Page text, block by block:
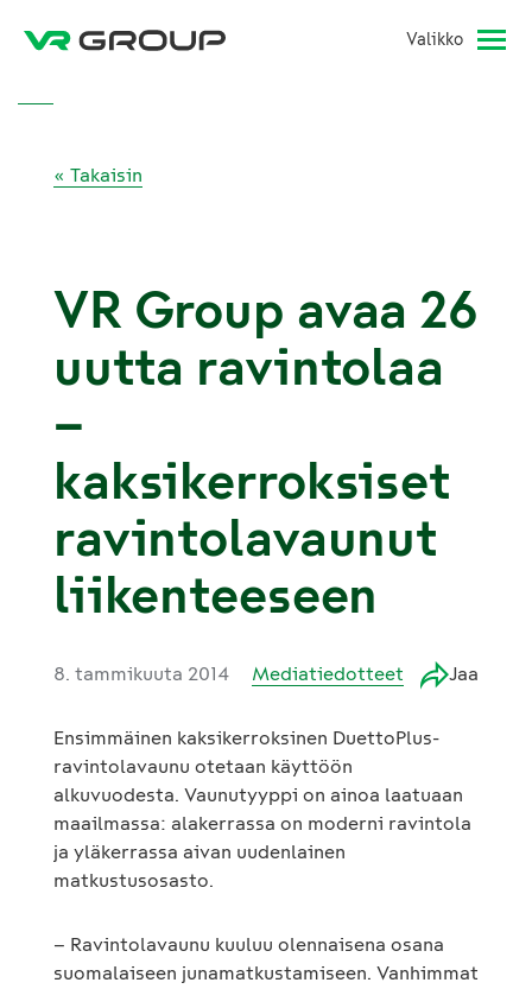
Valikko
« Takaisin
VR Group avaa 26
uutta ravintolaa
–
kaksikerroksiset
ravintolavaunut
liikenteeseen
8. tammikuuta 2014 Mediatiedotteet Jaa
Ensimmäinen kaksikerroksinen DuettoPlus-
ravintolavaunu otetaan käyttöön
alkuvuodesta. Vaunutyyppi on ainoa laatuaan
maailmassa: alakerrassa on moderni ravintola
ja yläkerrassa aivan uudenlainen
matkustusosasto.
– Ravintolavaunu kuuluu olennaisena osana
suomalaiseen junamatkustamiseen. Vanhimmat